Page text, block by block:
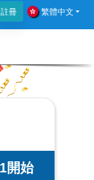
註冊 繁體中文
開始